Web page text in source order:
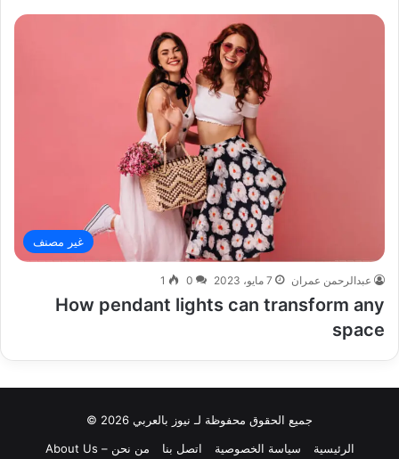
غير مصنف
عبدالرحمن عمران 7 مايو، 2023 0
1
How pendant lights can transform any
space
جميع الحقوق محفوظة لـ نيوز بالعربي 2026 ©
الرئيسية
سياسة الخصوصية اتصل بنا من نحن – About Us